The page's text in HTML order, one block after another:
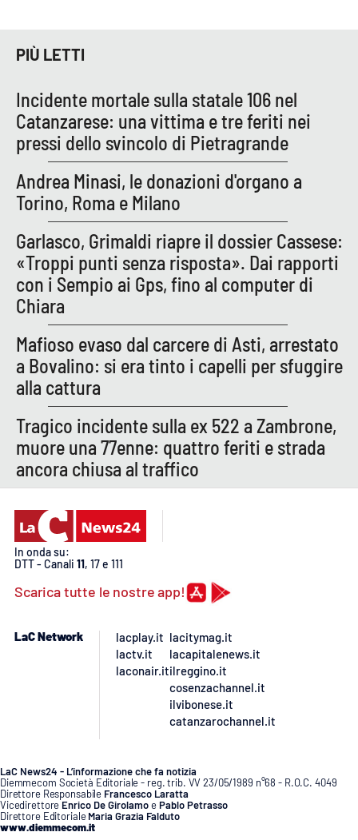
LaC OnAir
EDIZIONI
LOCALI
Catanzaro
Crotone
Vibo Valentia
Reggio Calabria
Cosenza
Lamezia Terme
SPECIALI
Buona Sanità Calabria
CALABRIAVISIONE
LAC
NETWORK
PIÙ LETTI
Incidente mortale sulla statale 106 nel
Catanzarese: una vittima e tre feriti nei
pressi dello svincolo di Pietragrande
Andrea Minasi, le donazioni d'organo a
Torino, Roma e Milano
Garlasco, Grimaldi riapre il dossier Cassese:
«Troppi punti senza risposta». Dai rapporti
con i Sempio ai Gps, fino al computer di
Chiara
Mafioso evaso dal carcere di Asti, arrestato
a Bovalino: si era tinto i capelli per sfuggire
alla cattura
Tragico incidente sulla ex 522 a Zambrone,
muore una 77enne: quattro feriti e strada
ancora chiusa al traffico
In onda su:
DTT - Canali 11, 17 e 111
Scarica tutte le nostre app!
LaC Network
lacplay.it
lactv.it
laconair.it
lacitymag.it
lacapitalenews.it
ilreggino.it
cosenzachannel.it
ilvibonese.it
catanzarochannel.it
LaC News24 - L’informazione che fa notizia
Diemmecom Società Editoriale - reg. trib. VV 23/05/1989 n°68 - R.O.C. 4049
Direttore Responsabile Francesco Laratta
Vicedirettore Enrico De GirolamoePablo Petrasso
Direttore Editoriale Maria Grazia Falduto
www.diemmecom.it